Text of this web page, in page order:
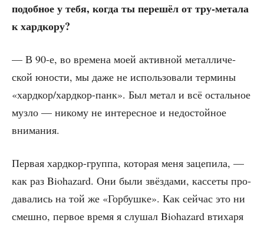
подоб­ное у тебя, когда ты пере­шёл от тру-мета­ла
к хардкору?
— В 90‑е, во вре­ме­на моей актив­ной метал­ли­че­
ской юно­сти, мы даже не исполь­зо­ва­ли тер­ми­ны
«хард­кор/­хард­кор-панк». Был метал и всё осталь­ное
муз­ло — нико­му не инте­рес­ное и недо­стой­ное
внимания.
Пер­вая хард­кор-груп­па, кото­рая меня заце­пи­ла, —
как раз Biohazard. Они были звёз­да­ми, кас­се­ты про­
да­ва­лись на той же «Гор­буш­ке». Как сей­час это ни
смеш­но, пер­вое вре­мя я слу­шал Biohazard вти­ха­ря